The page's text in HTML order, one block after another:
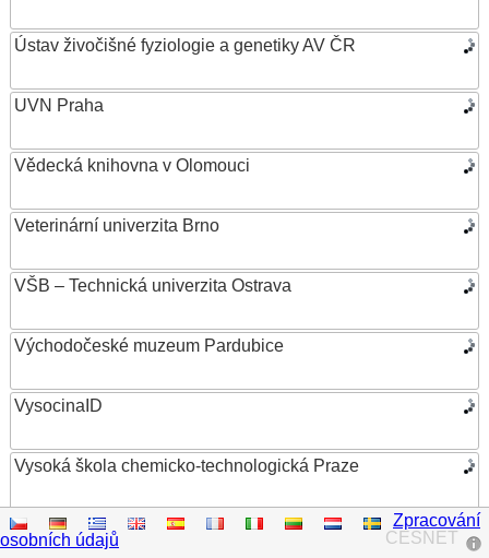
Ústav živočišné fyziologie a genetiky AV ČR
UVN Praha
Vědecká knihovna v Olomouci
Veterinární univerzita Brno
VŠB – Technická univerzita Ostrava
Východočeské muzeum Pardubice
VysocinaID
Vysoká škola chemicko-technologická Praze
Vysoká škola ekonomická v Praze
CESNET
Zpracování
osobních údajů